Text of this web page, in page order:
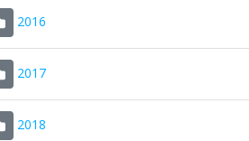
2016
2017
2018